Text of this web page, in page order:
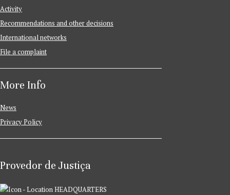
Activity
Recommendations and other decisions
International networks
File a complaint
More Info
News
Privacy Policy
Provedor de Justiça
HEADQUARTERS